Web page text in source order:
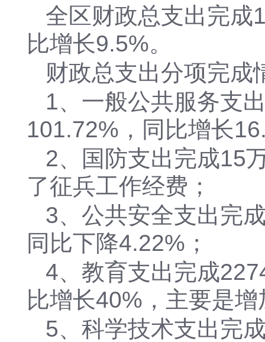
全区财政总支出完成
比增长9.5%。
财政总支出分项完成
1、一般公共服务支
101.72%，同比增长
2、国防支出完成15
了征兵工作经费；
3、公共安全支出完
同比下降4.22%；
4、教育支出完成
比增长40%，主要是
5、科学技术支出完